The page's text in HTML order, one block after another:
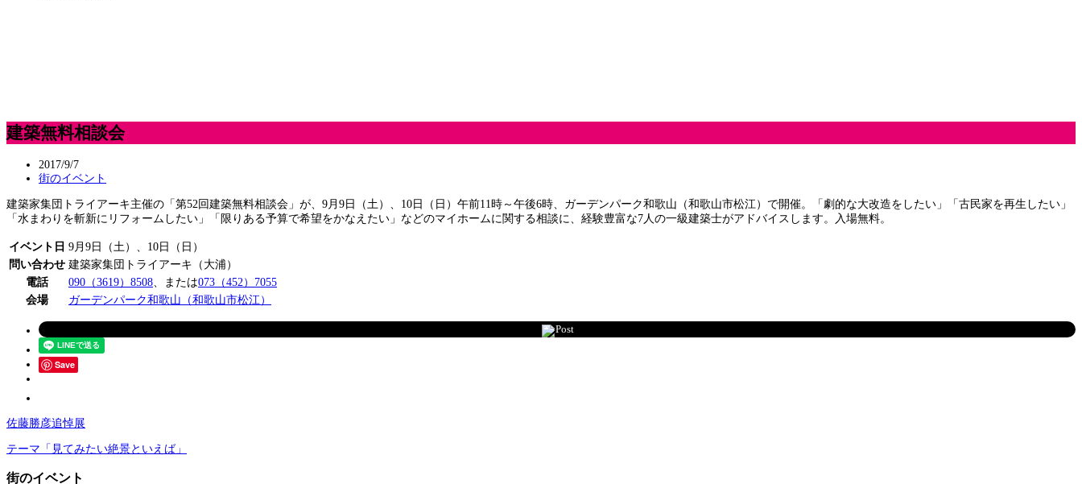
建築無料相談会
2017/9/7
街のイベント
建築家集団トライアーキ主催の「第52回建築無料相談会」が、9月9日（土）、10日（日）午前11時～午後6時、ガーデンパーク和歌山（和歌山市松江）で開催。「劇的な大改造をしたい」「古民家を再生したい」
「水まわりを斬新にリフォームしたい」「限りある予算で希望をかなえたい」などのマイホームに関する相談に、経験豊富な7人の一級建築士がアドバイスします。入場無料。
イベント日 9月9日（土）、10日（日）
問い合わせ 建築家集団トライアーキ（大浦）
電話
090（3619）8508 、または073（452）7055
会場
ガーデンパーク和歌山（和歌山市松江）
Post
Save
佐藤勝彦追悼展
テーマ「見てみたい絶景といえば」
街のイベント